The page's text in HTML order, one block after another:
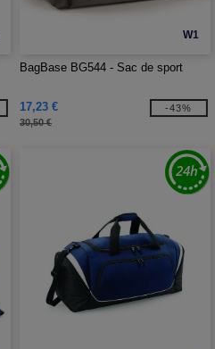
W1
BagBase BG544 - Sac de sport
17,23 €
30,50 €
-43%